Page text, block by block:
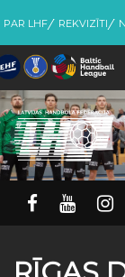
PAR LHF REKVIZĪTI